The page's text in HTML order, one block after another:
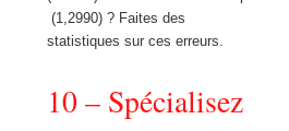
(1,2990) ? Faites des
statistiques sur ces erreurs.
10 – Spécialisez